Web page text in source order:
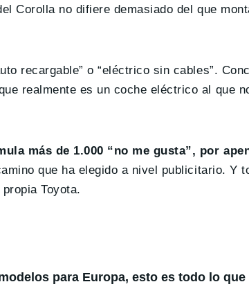
Corolla no difiere demasiado del que
recargable” o “eléctrico sin cables”.
realmente es un coche eléctrico al que
más de 1.000 “no me gusta”, por
que ha elegido a nivel publicitario. Y
Toyota.
para Europa, esto es todo lo que